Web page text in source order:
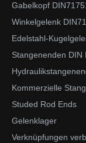
Gabelkopf
Winkelgelenk
Edelstahl-
Stangenenden DIN
Kommerzielle
Studed Rod Ends
Gelenklager
Verknüpfungen